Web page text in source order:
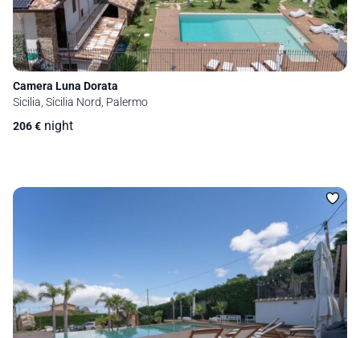
Camera Luna Dorata
Sicilia, Sicilia Nord, Palermo
206€ night